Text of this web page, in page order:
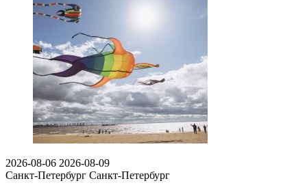
2026-08-06 2026-08-09
Санкт-Петербург Санкт-Петербург